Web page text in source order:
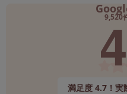
9,520
満足度 4.7！実